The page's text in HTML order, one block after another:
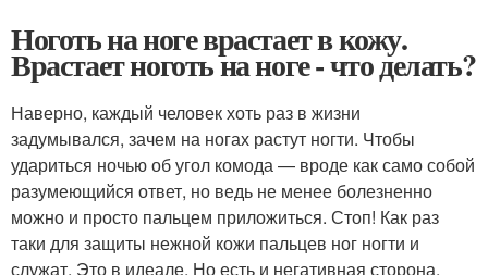
Ноготь на ноге врастает в кожу.
Врастает ноготь на ноге - что делать?
Наверно, каждый человек хоть раз в жизни
задумывался, зачем на ногах растут ногти. Чтобы
удариться ночью об угол комода — вроде как само собой
разумеющийся ответ, но ведь не менее болезненно
можно и просто пальцем приложиться. Стоп! Как раз
таки для защиты нежной кожи пальцев ног ногти и
служат. Это в идеале. Но есть и негативная сторона.